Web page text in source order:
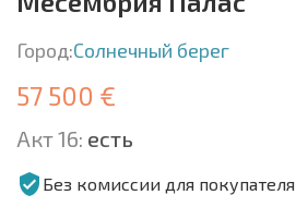
Город:Солнечный берег
57 500 €
Акт 16: есть
Без комиссии для покупателя